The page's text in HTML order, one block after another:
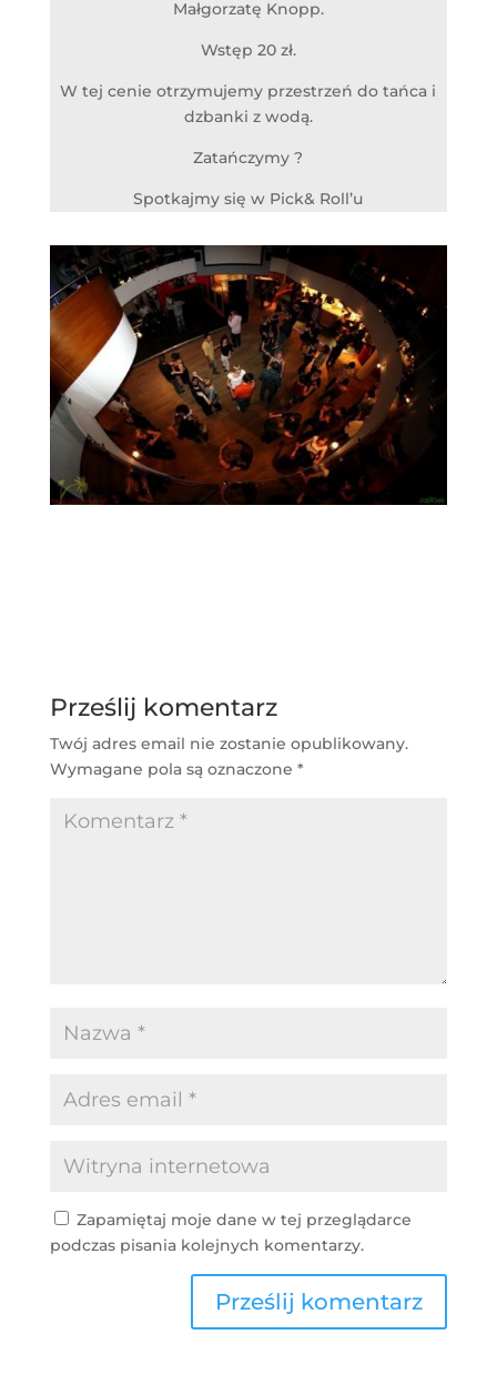
Małgorzatę Knopp.
Wstęp 20 zł.
W tej cenie otrzymujemy przestrzeń do tańca i
dzbanki z wodą.
Zatańczymy ?
Spotkajmy się w Pick& Roll’u
Prześlij komentarz
Twój adres email nie zostanie opublikowany.
Wymagane pola są oznaczone *
Zapamiętaj moje dane w tej przeglądarce
podczas pisania kolejnych komentarzy.